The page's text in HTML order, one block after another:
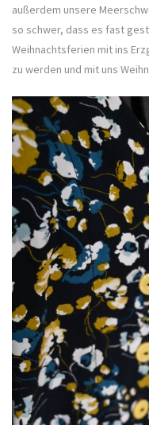
außerdem unsere
so schwer, dass es fast
Weihnachtsferien mit ins
zu werden und mit uns